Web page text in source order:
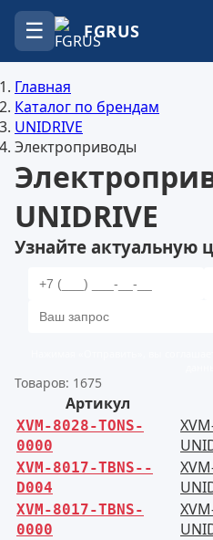
☰ FGRUS
Главная
Каталог по брендам
UNIDRIVE
Электроприводы
UNIDRIVE
Узнайте актуальную
Товаров: 1675
Артикул
XVM-8028-TONS-
0000
XVM-8017-TBNS--
D004
XVM-8017-TBNS-
0000